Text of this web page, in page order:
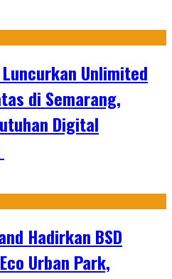
Luncurkan Unlimited
di Semarang,
Digital
Hadirkan BSD
Urban Park,